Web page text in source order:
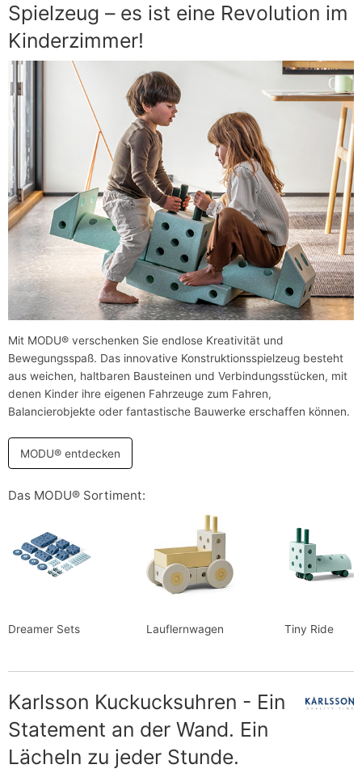
Spielzeug – es ist eine Revolution im
Kinderzimmer!
Mit MODU® verschenken Sie endlose Kreativität und
Bewegungsspaß. Das innovative Konstruktionsspielzeug besteht
aus weichen, haltbaren Bausteinen und Verbindungsstücken, mit
denen Kinder ihre eigenen Fahrzeuge zum Fahren,
Balancierobjekte oder fantastische Bauwerke erschaffen können.
MODU® entdecken
Das MODU® Sortiment:
Dreamer Sets Lauflernwagen Tiny Ride
Karlsson Kuckucksuhren - Ein
Statement an der Wand. Ein
Lächeln zu jeder Stunde.